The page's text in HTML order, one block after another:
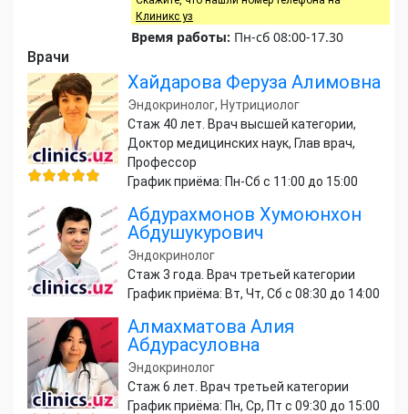
Клиникс уз
Время работы: Пн-сб 08:00-17.30
Врачи
Хайдарова Феруза Алимовна
Эндокринолог, Нутрициолог
Стаж 40 лет. Врач высшей категории,
Доктор медицинских наук, Глав врач,
Профессор
График приёма: Пн-Сб с 11:00 до 15:00
Абдурахмонов Хумоюнхон
Абдушукурович
Эндокринолог
Стаж 3 года. Врач третьей категории
График приёма: Вт, Чт, Сб с 08:30 до 14:00
Алмахматова Алия
Абдурасуловна
Эндокринолог
Стаж 6 лет. Врач третьей категории
График приёма: Пн, Ср, Пт с 09:30 до 15:00